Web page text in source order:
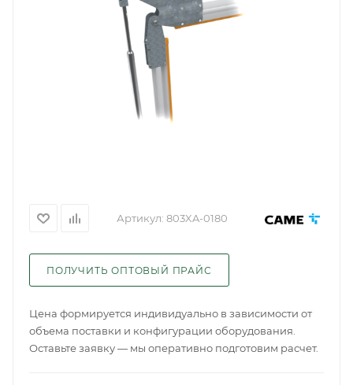
Артикул: 803XA-0180
ПОЛУЧИТЬ ОПТОВЫЙ ПРАЙС
Цена формируется индивидуально в зависимости от
объема поставки и конфигурации оборудования.
Оставьте заявку — мы оперативно подготовим расчет.